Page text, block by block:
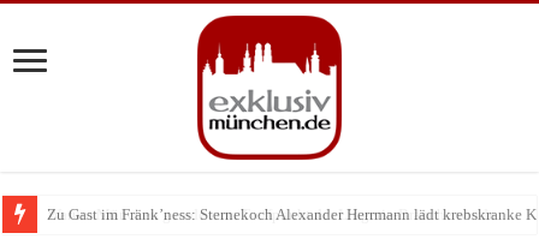
Zu Gast im Fränk’ness: Sternekoch Alexander Herrmann lädt krebskranke
Warum München gerade zum Treffpunkt der Lingerie-Branche wurde